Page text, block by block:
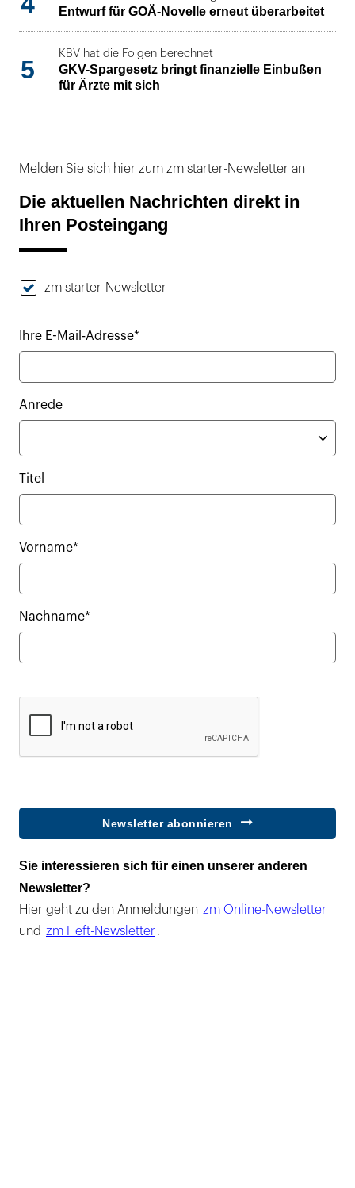
Entwurf für GOÄ-Novelle erneut überarbeitet
5
KBV hat die Folgen berechnet
GKV-Spargesetz bringt finanzielle Einbußen
für Ärzte mit sich
Melden Sie sich hier zum zm starter-Newsletter an
Die aktuellen Nachrichten direkt in
Ihren Posteingang
zm starter-Newsletter
Ihre E-Mail-Adresse*
Anrede
Titel
Vorname*
Nachname*
Newsletter abonnieren
Sie interessieren sich für einen unserer anderen
Newsletter?
Hier geht zu den Anmeldungen zm Online-Newsletter
und zm Heft-Newsletter .